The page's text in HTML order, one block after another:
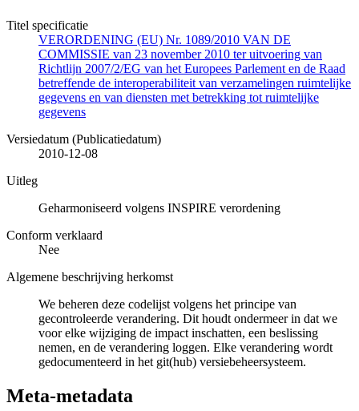
Titel specificatie
VERORDENING (EU) Nr. 1089/2010 VAN DE
COMMISSIE van 23 november 2010 ter uitvoering van
Richtlijn 2007/2/EG van het Europees Parlement en de Raad
betreffende de interoperabiliteit van verzamelingen ruimtelijke
gegevens en van diensten met betrekking tot ruimtelijke
gegevens
Versiedatum (Publicatiedatum)
2010-12-08
Uitleg
Geharmoniseerd volgens INSPIRE verordening
Conform verklaard
Nee
Algemene beschrijving herkomst
We beheren deze codelijst volgens het principe van
gecontroleerde verandering. Dit houdt ondermeer in dat we
voor elke wijziging de impact inschatten, een beslissing
nemen, en de verandering loggen. Elke verandering wordt
gedocumenteerd in het git(hub) versiebeheersysteem.
Meta-metadata